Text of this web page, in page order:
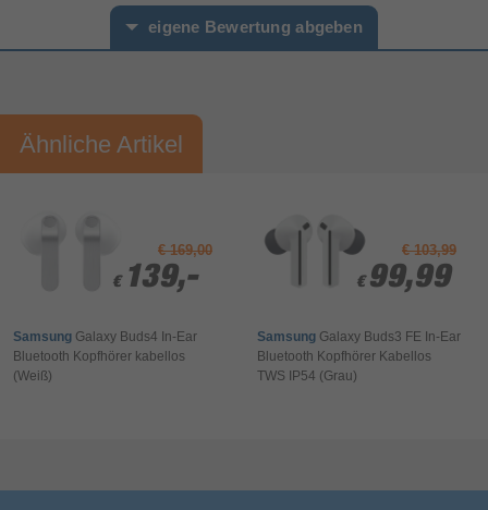
Höre Musik, während du mit der Welt
verbunden bleibst
Geräusche in deiner Umgebung an – egal, ob du
eigene Bewertung abgeben
Ihre Bewertung:
Ihr Kommentar*
Ähnliche Artikel
€ 169,00
€ 139,-
€ 139,-
Samsung Galaxy Buds4 In-Ear
Bluetooth Kopfhörer kabellos
(Weiß)
€ 103,99
€ 99,99
€ 99,99
Samsung Galaxy Buds3 FE In-Ear
Bluetooth Kopfhörer Kabellos
TWS IP54 (Grau)